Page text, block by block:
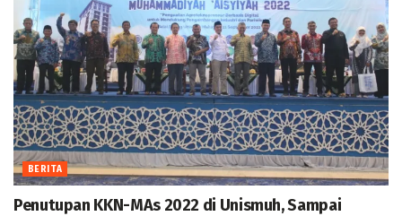
BERITA
Penutupan KKN-MAs 2022 di Unismuh, Sampai